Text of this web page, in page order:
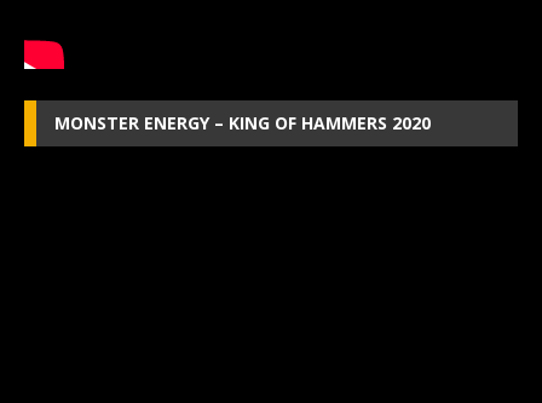
MONSTER ENERGY – KING OF HAMMERS 2020